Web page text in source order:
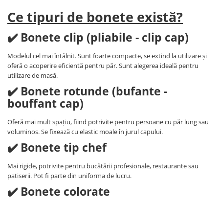
Cagule | Capisoane Ignifuge
Costume | Combinezoane Ignifuge
Jachete| Bluze Ignifuge
Mânecuțe Ignifuge
Pantaloni Ignifugi
Sorturi ignifuge
Ce tipuri de bonete există?
✔️ Bonete clip (pliabile - clip cap)
Modelul cel mai întâlnit. Sunt foarte compacte, se extind la utilizare și
oferă o acoperire eficientă pentru păr. Sunt alegerea ideală pentru
utilizare de masă.
✔️ Bonete rotunde (bufante -
bouffant cap)
Oferă mai mult spațiu, fiind potrivite pentru persoane cu păr lung sau
voluminos. Se fixează cu elastic moale în jurul capului.
✔️ Bonete tip chef
Mai rigide, potrivite pentru bucătării profesionale, restaurante sau
patiserii. Pot fi parte din uniforma de lucru.
✔️ Bonete colorate